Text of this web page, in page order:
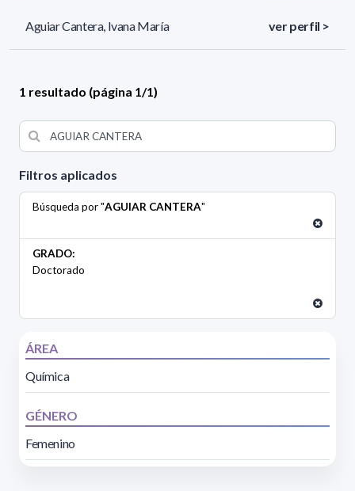
Filtros aplicados
Búsqueda por "AGUIAR CANTERA"
GRADO:
Doctorado
ÁREA
Química
GÉNERO
Femenino
Aguiar Cantera, Ivana María ver perfil >
1 resultado (página 1/1)